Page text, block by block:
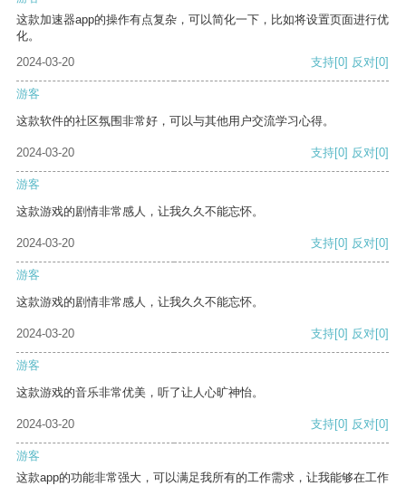
这款加速器app的操作有点复杂，可以简化一下，比如将设置页面进行优
化。
2024-03-20
支持[0] 反对[0]
游客
这款软件的社区氛围非常好，可以与其他用户交流学习心得。
2024-03-20 支持[0] 反对[0]
游客
这款游戏的剧情非常感人，让我久久不能忘怀。
2024-03-20 支持[0] 反对[0]
游客
这款游戏的剧情非常感人，让我久久不能忘怀。
2024-03-20 支持[0] 反对[0]
游客
这款游戏的音乐非常优美，听了让人心旷神怡。
2024-03-20 支持[0] 反对[0]
游客
这款app的功能非常强大，可以满足我所有的工作需求，让我能够在工作